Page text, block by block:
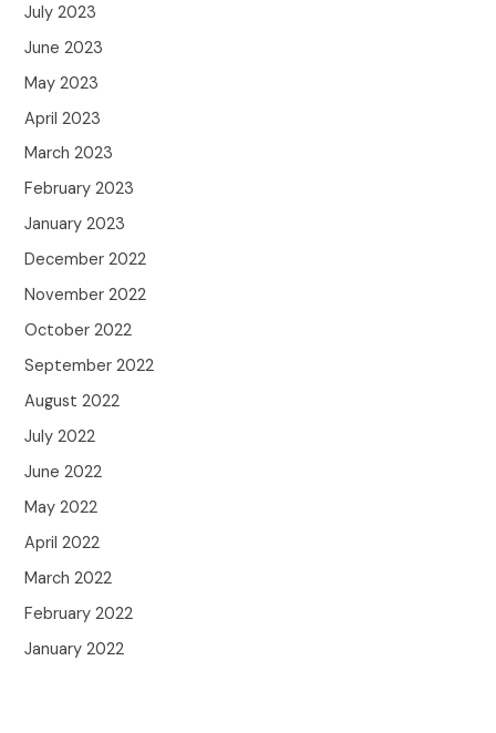
July 2023
June 2023
May 2023
April 2023
March 2023
February 2023
January 2023
December 2022
November 2022
October 2022
September 2022
August 2022
July 2022
June 2022
May 2022
April 2022
March 2022
February 2022
January 2022